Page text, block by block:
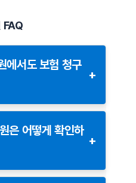
FAQ
에서도 보험 청구
+
여 병원에서도 직접 서류를
수 있습니다.
수증과 세부 진료 내역서
은 어떻게 확인하
+
중인지 확인하려면 다음